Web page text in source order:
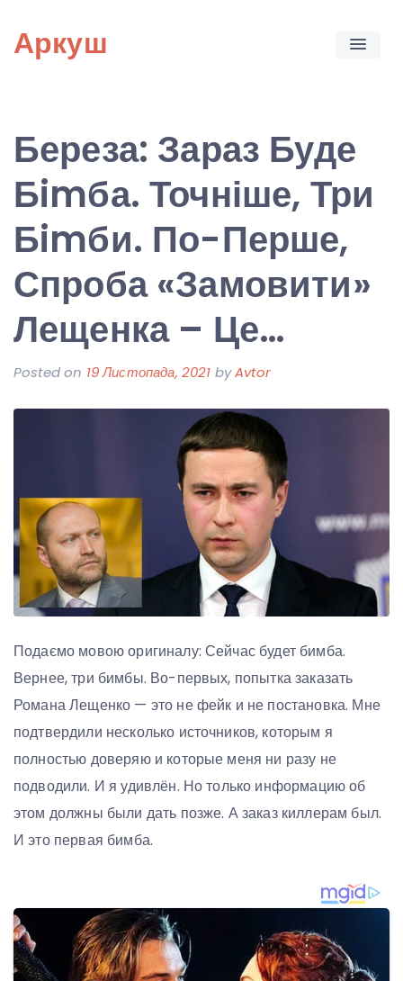
content
Аркуш
Береза: Зараз Буде
Бimба. Точніше, Три
Бimби. По-Перше,
Спроба «Замовити»
Лещенка – Це…
Posted on 19 Листопада, 2021 byAvtor
Подаємо мовою оригиналу: Сейчас будет бимба.
Вернее, три бимбы. Во-первых, попытка заказать
Романа Лещенко — это не фейк и не постановка. Мне
подтвердили несколько источников, которым я
полностью доверяю и которые меня ни разу не
подводили. И я удивлён. Но только информацию об
этом должны были дать позже. А заказ киллерам был.
И это первая бимба.